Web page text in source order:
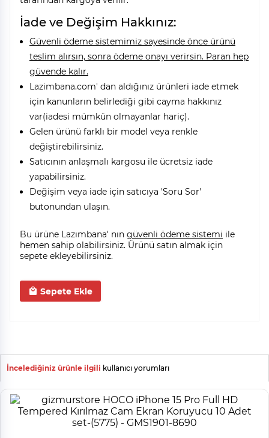
İade ve Değişim Hakkınız:
Güvenli ödeme sistemimiz sayesinde önce ürünü
teslim alırsın, sonra ödeme onayı verirsin. Paran hep
güvende kalır.
Lazimbana.com' dan aldığınız ürünleri iade etmek
için kanunların belirlediği gibi cayma hakkınız
var(iadesi mümkün olmayanlar hariç).
Gelen ürünü farklı bir model veya renkle
değiştirebilirsiniz.
Satıcının anlaşmalı kargosu ile ücretsiz iade
yapabilirsiniz.
Değişim veya iade için satıcıya 'Soru Sor'
butonundan ulaşın.
Bu ürüne Lazımbana' nın güvenli ödeme sistemi ile
hemen sahip olabilirsiniz. Ürünü satın almak için
sepete ekleyebilirsiniz.
Sepete Ekle
İncelediğiniz ürünle ilgili kullanıcı yorumları